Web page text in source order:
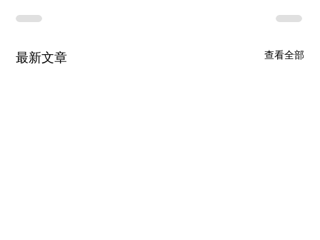
最新文章 查看全部